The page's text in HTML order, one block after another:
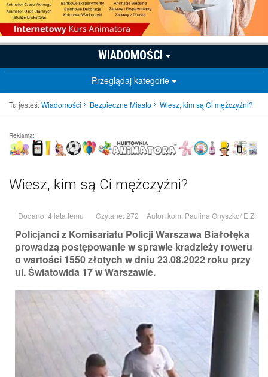
WIADOMOŚCI
Przeglądaj kategorie
Tu jesteś:Wiadomości Bezpieczne Miasto Wiesz, kim są Ci mężczyźni?
Reklama:
Wiesz, kim są Ci mężczyźni?
Dodano: 4 lata temu Czytane: 272 Autor:kom. Paulina Onyszko/ E.Z.
Policjanci z Komisariatu Policji Warszawa Białołęka
prowadzą postępowanie w sprawie kradzieży roweru
o wartości 1550 złotych w dniu 23.08.2022 roku przy
ul. Światowida 17 w Warszawie.